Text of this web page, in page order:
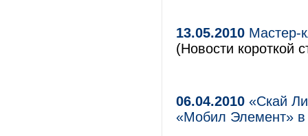
13.05.2010 Мастер-
(Новости короткой
06.04.2010 «Скай
«Мобил Элемент»